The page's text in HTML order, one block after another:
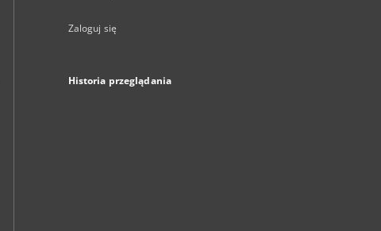
Zaloguj się
Historia przeglądania